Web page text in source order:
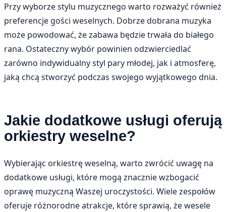
Przy wyborze stylu muzycznego warto rozważyć również
preferencje gości weselnych. Dobrze dobrana muzyka
może powodować, że zabawa będzie trwała do białego
rana. Ostateczny wybór powinien odzwierciedlać
zarówno indywidualny styl pary młodej, jak i atmosferę,
jaką chcą stworzyć podczas swojego wyjątkowego dnia.
Jakie dodatkowe usługi oferują
orkiestry weselne?
Wybierając orkiestrę weselną, warto zwrócić uwagę na
dodatkowe usługi, które mogą znacznie wzbogacić
oprawę muzyczną Waszej uroczystości. Wiele zespołów
oferuje różnorodne atrakcje, które sprawią, że wesele